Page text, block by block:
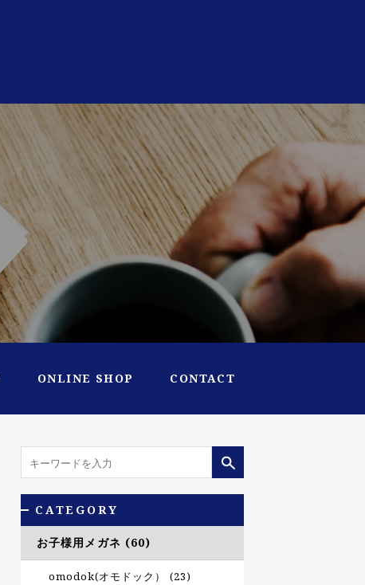
ONLINE SHOP CONTACT
CATEGORY
お子様用メガネ (60)
omodok(オモドック） (23)